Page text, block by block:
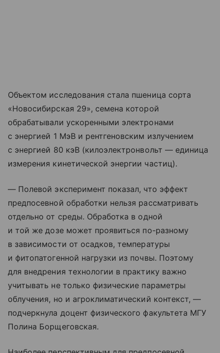
Объектом исследования стала пшеница сорта
«Новосибирская 29», семена которой
обрабатывали ускоренными электронами
с энергией 1 МэВ и рентгеновским излучением
с энергией 80 кэВ (килоэлектронвольт — единица
измерения кинетической энергии частиц).
— Полевой эксперимент показал, что эффект
предпосевной обработки нельзя рассматривать
отдельно от среды. Обработка в одной
и той же дозе может проявиться по-разному
в зависимости от осадков, температуры
и фитопатогенной нагрузки из почвы. Поэтому
для внедрения технологии в практику важно
учитывать не только физические параметры
облучения, но и агроклиматический контекст, —
подчеркнула доцент физического факультета МГУ
Полина Борщеговская.